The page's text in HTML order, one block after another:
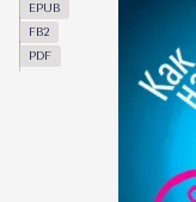
EPUB
FB2
PDF